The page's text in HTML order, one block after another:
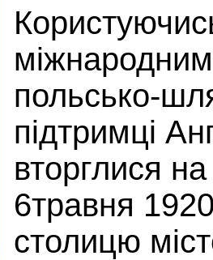
польсько-
підтримці
вторглися
6травня
столицю